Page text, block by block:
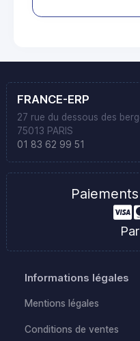
FRANCE-ERP
27 rue du dessous des
75013 PARIS
01 83 62 99 51
Informations légales
Mentions légales
Conditions de ventes